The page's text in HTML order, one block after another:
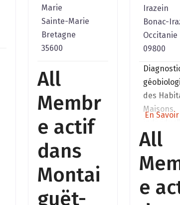
Marie
Sainte-Marie
Bretagne
35600
All
Membr
e actif
dans
Montai
guët-
Irazein
Bonac-
Occitanie
09800
des
Maisons
Terrains à
Élevages,
agricoles.
Ateliers de
En
All
e